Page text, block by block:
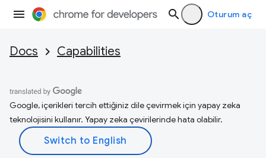
Oturum aç
Docs Capabilities
Google, içerikleri tercih ettiğiniz dile çevirmek için yapay zeka
teknolojisini kullanır. Yapay zeka çevirilerinde hata olabilir.